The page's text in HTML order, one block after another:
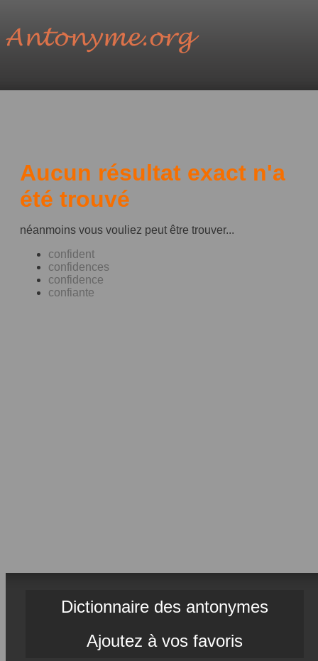
Aucun résultat exact n'a
été trouvé
néanmoins vous vouliez peut être trouver...
confident
confidences
confidence
confiante
Dictionnaire des antonymes
Ajoutez à vos favoris